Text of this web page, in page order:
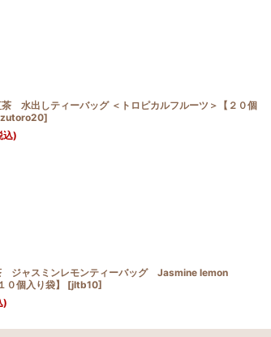
水出しティーバッグ ＜トロピカルフルーツ＞【２０個
]
込)
ジャスミンレモンティーバッグ Jasmine lemon
個入り袋】
[jltb10]
)